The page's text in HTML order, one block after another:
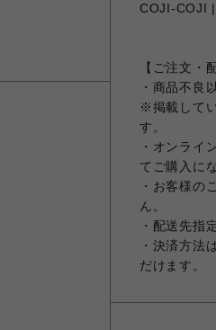
COJI-COJI
【ご注文・
・商品不良
※掲載して
す。
・オンライ
てご購入に
・お客様の
ん。
・配送先指
・決済方法
だけます。